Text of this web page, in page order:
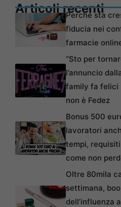
Articoli recenti
Perché sta
fiducia nei
farmacie
“Sto per
l’annuncio
family fa felici
non è Fedez
Bonus 500
lavoratori
tempi,
come non
Oltre 80mila
settimana,
dell’influenza